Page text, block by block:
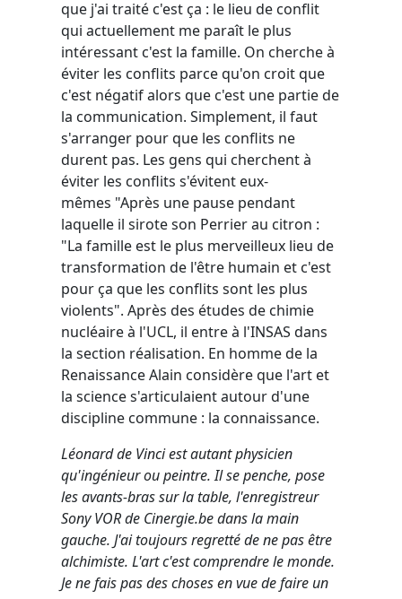
que j'ai traité c'est ça : le lieu de conflit
qui actuellement me paraît le plus
intéressant c'est la famille. On cherche à
éviter les conflits parce qu'on croit que
c'est négatif alors que c'est une partie de
la communication. Simplement, il faut
s'arranger pour que les conflits ne
durent pas. Les gens qui cherchent à
éviter les conflits s'évitent eux-
mêmes "Après une pause pendant
laquelle il sirote son Perrier au citron :
"La famille est le plus merveilleux lieu de
transformation de l'être humain et c'est
pour ça que les conflits sont les plus
violents". Après des études de chimie
nucléaire à l'UCL, il entre à l'INSAS dans
la section réalisation. En homme de la
Renaissance Alain considère que l'art et
la science s'articulaient autour d'une
discipline commune : la connaissance.
Léonard de Vinci est autant physicien
qu'ingénieur ou peintre. Il se penche, pose
les avants-bras sur la table, l'enregistreur
Sony VOR de Cinergie.be dans la main
gauche. J'ai toujours regretté de ne pas être
alchimiste. L'art c'est comprendre le monde.
Je ne fais pas des choses en vue de faire un